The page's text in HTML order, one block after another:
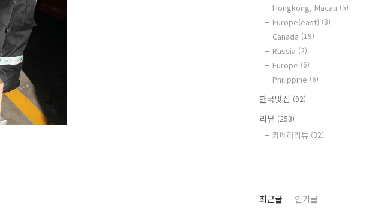
Hongkong, Macau (5)
Europe(east) (8)
Canada (19)
Russia (2)
Europe (6)
Philippine (6)
한국맛집 (92)
리뷰 (253)
카메라리뷰 (32)
최
최근글 인기글